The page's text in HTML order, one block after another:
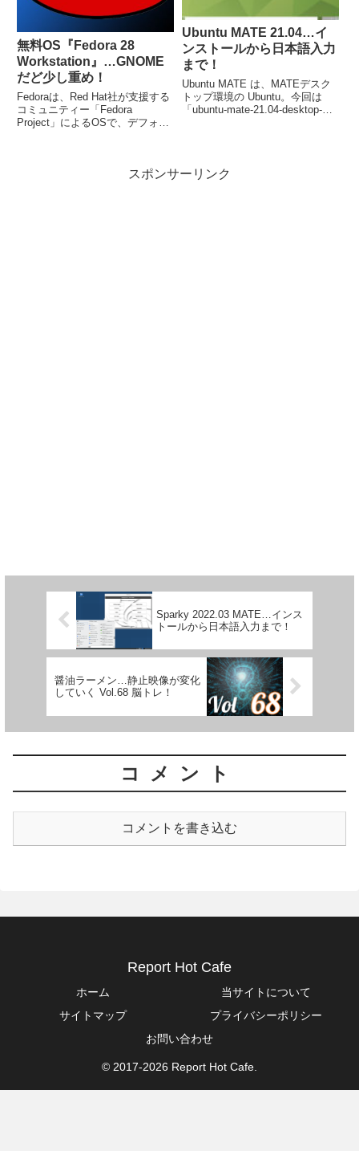
無料OS『Fedora 28
Workstation』…GNOME
だど少し重め！
Fedoraは、Red Hat社が支援する
コミュニティー「Fedora
Project」によるOSで、デフォル
など、他のデスクトップ環境も利
Ubuntu MATE 21.04…イ
ンストールから日本語入力
まで！
Ubuntu MATE は、MATEデスク
トップ環境の Ubuntu。今回は
「ubuntu-mate-21.04-desktop-
スポンサーリンク
Sparky 2022.03 MATE…インス
トールから日本語入力まで！
醤油ラーメン…静止映像が変化
していく Vol.68 脳トレ！
コメント
コメントを書き込む
Report Hot Cafe
ホーム
当サイトについて
サイトマップ
プライバシーポリシー
お問い合わせ
© 2017-2026 Report Hot Cafe.